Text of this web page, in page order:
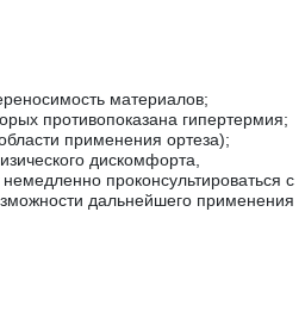
материалов;
противопоказана гипертермия;
применения ортеза);
дискомфорта,
проконсультироваться с
дальнейшего применения